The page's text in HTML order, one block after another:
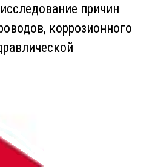
причин
коррозионного